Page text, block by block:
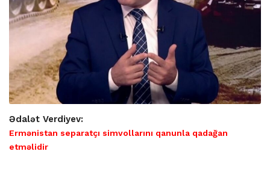
Ədalət Verdiyev:
Ermənistan separatçı simvollarını qanunla qadağan
etməlidir